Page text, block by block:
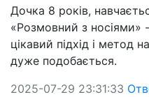
Дочка 8 років,
«Розмовний з носіями»
цікавий підхід і метод
дуже подобається.
2025-07-29 23:31:33